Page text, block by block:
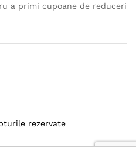
a primi cupoane de reduceri
rezervate